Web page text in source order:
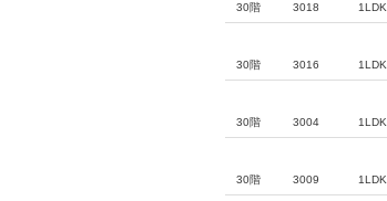
30階 3018 1LDK
30階 3016 1LDK
30階 3004 1LDK
30階 3009 1LDK